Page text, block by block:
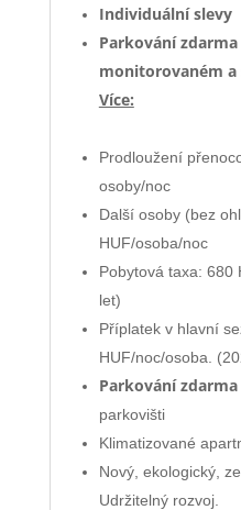
Individuální slevy
Parkování
monitorovaném
Více:
Prodloužení
osoby/noc
Další osoby (bez
HUF/osoba/noc
Pobytová taxa: 680
let)
Příplatek v hlavní
HUF/noc/osoba.
Parkování zdarma
parkovišti
Klimatizované
Nový, ekologický,
Udržitelný rozvoj.